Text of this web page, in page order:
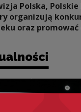
Polska,
organizują
oraz